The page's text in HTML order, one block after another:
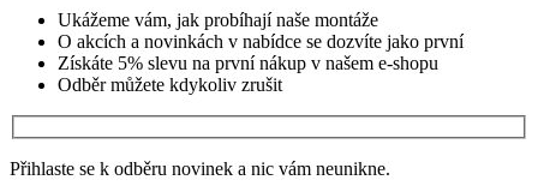
Ukážeme vám, jak probíhají naše montáže
O akcích a novinkách v nabídce se dozvíte jako první
Získáte 5% slevu na první nákup v našem e-shopu
Odběr můžete kdykoliv zrušit
Přihlaste se k odběru novinek a nic vám neunikne.